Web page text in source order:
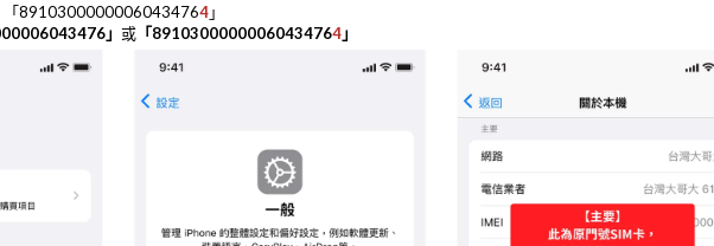
「89103000000060434764」
」 或 「89103000000060434764」